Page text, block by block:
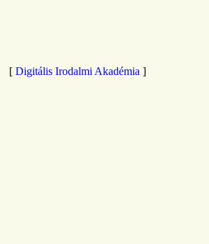
[Digitális Irodalmi Akadémia ]